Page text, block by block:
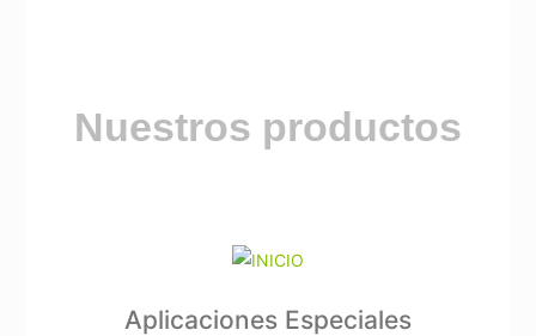
Nuestros productos
Aplicaciones Especiales